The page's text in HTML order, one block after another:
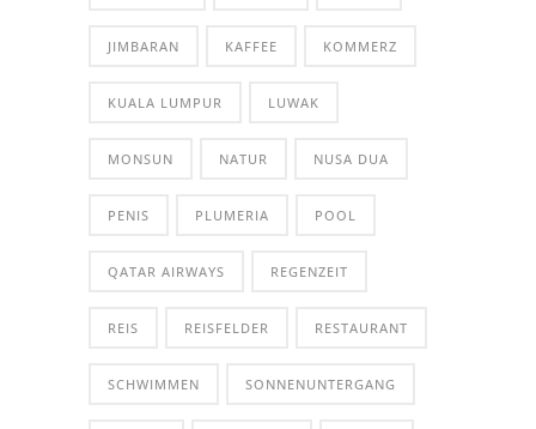
JIMBARAN KAFFEE KOMMERZ
KUALA LUMPUR LUWAK
MONSUN NATUR NUSA DUA
PENIS PLUMERIA POOL
QATAR AIRWAYS REGENZEIT
REIS REISFELDER RESTAURANT
SCHWIMMEN SONNENUNTERGANG